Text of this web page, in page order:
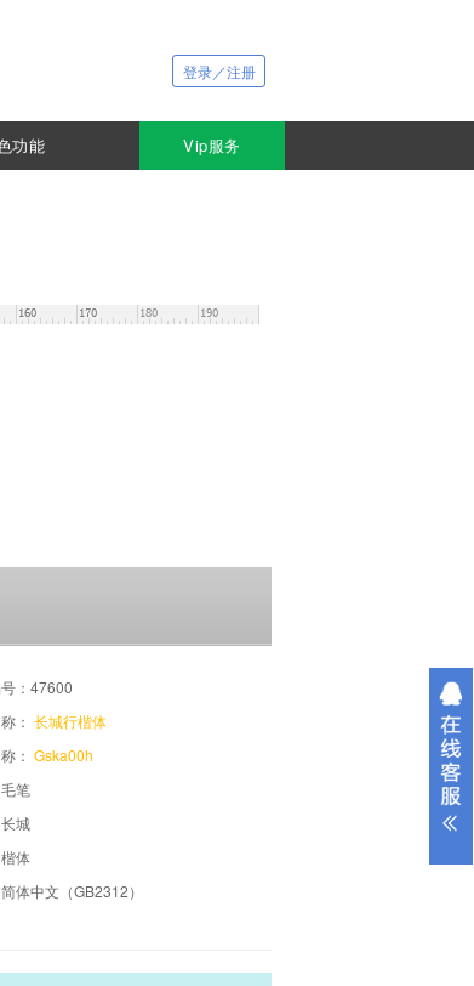
登录／注册
功能 Vip服务
：47600
： 长城行楷体
： Gska00h
笔
城
体
体中文（GB2312）